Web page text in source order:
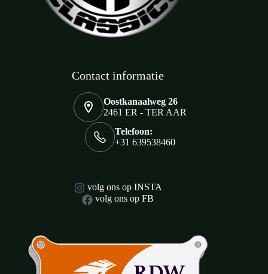
Contact informatie
Oostkanaalweg 26
2461 ER - TER AAR
Telefoon:
+31 639538460
volg ons op INSTA
volg ons op FB